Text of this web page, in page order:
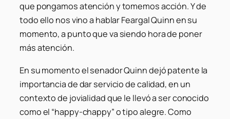
que pongamos atención y tomemos acción. Y de
todo ello nos vino a hablar Feargal Quinn en su
momento, a punto que va siendo hora de poner
más atención.
En su momento el senador Quinn dejó patente la
importancia de dar servicio de calidad, en un
contexto de jovialidad que le llevó a ser conocido
como el “happy-chappy” o tipo alegre. Como